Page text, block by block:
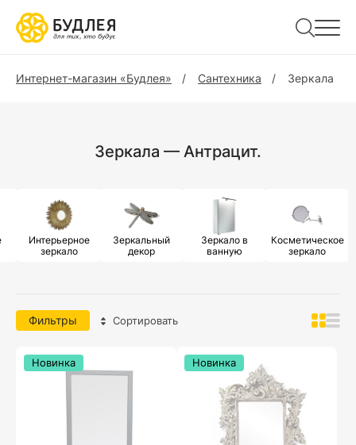
Интернет-магазин «Будлея» Сантехника Зеркала
Зеркала — Антрацит.
Интерьерное
зеркало
Зеркальный
декор
Зеркало в
ванную
Косметическое
зеркало
Фильтры Сортировать
Новинка Новинка